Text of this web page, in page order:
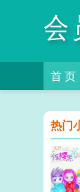
会
首 页
热门